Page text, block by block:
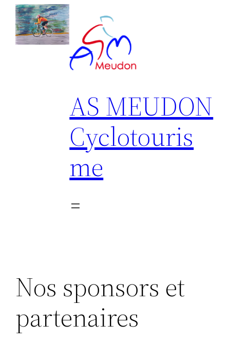
Aller
contenu
AS MEUDON
Cyclotouris
me
Nos sponsors et
partenaires